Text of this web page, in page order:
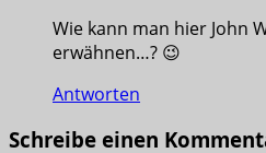
Wie kann man hier John
erwähnen…? 😉
Antworten
Schreibe einen